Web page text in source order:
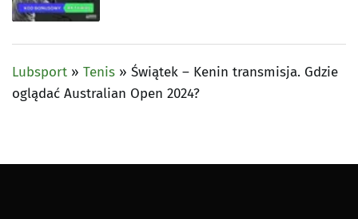
Lubsport » Tenis » Świątek – Kenin transmisja. Gdzie
oglądać Australian Open 2024?